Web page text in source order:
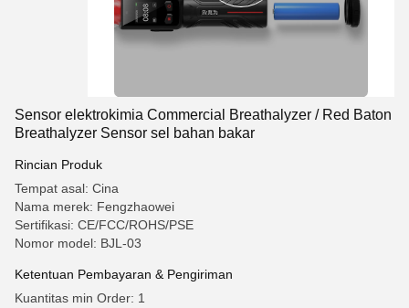
Sensor elektrokimia Commercial Breathalyzer / Red Baton
Breathalyzer Sensor sel bahan bakar
Rincian Produk
Tempat asal: Cina
Nama merek: Fengzhaowei
Sertifikasi: CE/FCC/ROHS/PSE
Nomor model: BJL-03
Ketentuan Pembayaran & Pengiriman
Kuantitas min Order: 1